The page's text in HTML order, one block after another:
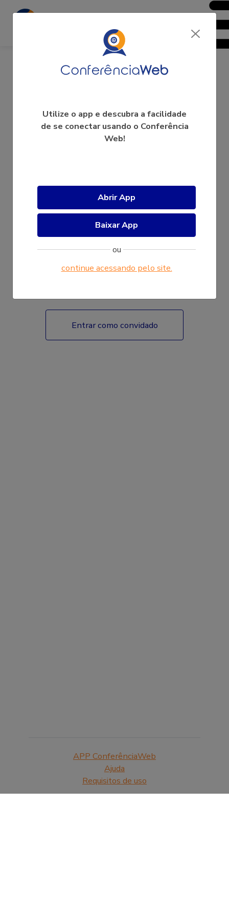
intertrads
A videoconferência ainda não começou.
Entrar como convidado
APP ConferênciaWeb
Ajuda
Requisitos de uso
Utilize o app e descubra a facilidade
de se conectar usando o Conferência
Web!
Abrir App
Baixar App
ou
continue acessando pelo site.